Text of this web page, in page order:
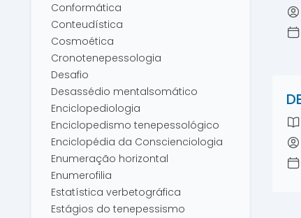
Conformática
Conteudística
Cosmoética
Cronotenepessologia
Desafio
Desassédio mentalsomático
Enciclopediologia
Enciclopedismo tenepessológico
Enciclopédia da Conscienciologia
Enumeração horizontal
Enumerofilia
Estatística verbetográfica
Estágios do tenepessismo